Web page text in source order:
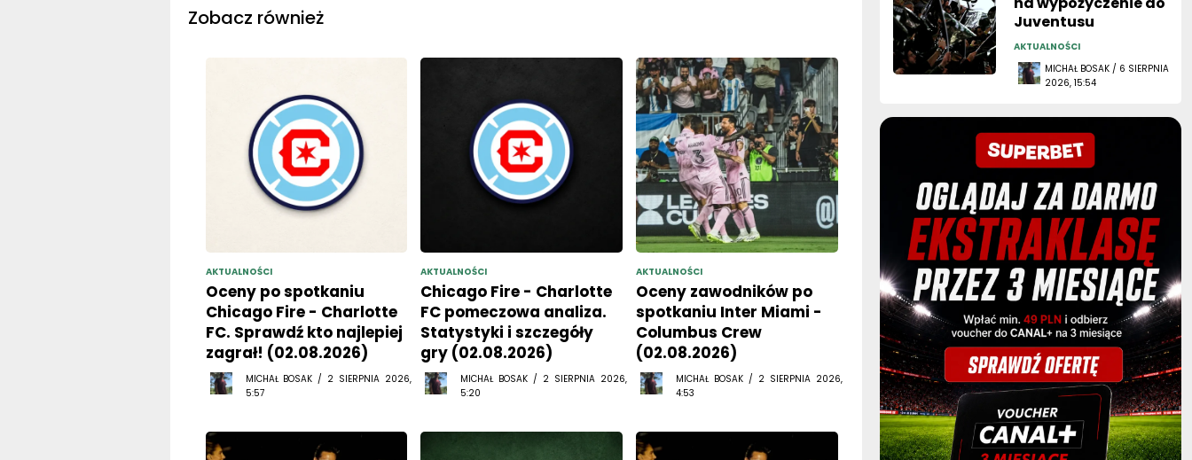
Oceny po spotkaniu
Chicago Fire - Charlotte
FC. Sprawdź kto najlepiej
zagrał! (02.08.2026)
MICHAŁ BOSAK / 2 SIERPNIA 2026,
5:57
Chicago Fire - Charlotte
FC pomeczowa analiza.
Statystyki i szczegóły
gry (02.08.2026)
MICHAŁ BOSAK / 2 SIERPNIA 2026,
5:20
AKTUALNOŚCI
Oceny zawodników po
spotkaniu Inter Miami -
Columbus Crew
(02.08.2026)
MICHAŁ BOSAK / 2 SIERPNIA 2026,
4:53
AKTUALNOŚCI
2026, 15:54